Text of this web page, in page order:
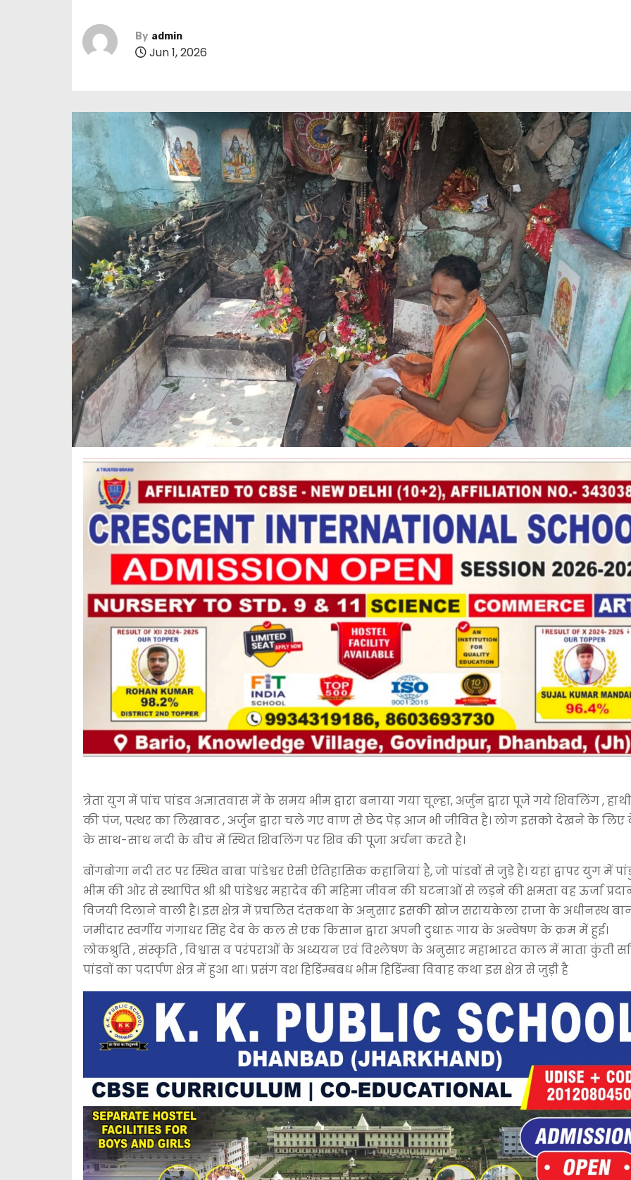
By admin
Jun 1, 2026
त्रेता युग में पांच पांडव अज्ञातवास में के समय भीम द्वारा बनाया गया चूल्हा, अर्जुन द्वारा पूजे गये शिवलिंग ,
की पंज, पत्थर का लिखावट , अर्जुन द्वारा चले गए वाण से छेद पेड़ आज भी जीवित है। लोग इसको देखने के
के साथ-साथ नदी के बीच में स्थित शिवलिंग पर शिव की पूजा अर्चना करते हैं।
बोंगबोगा नदी तट पर स्थित बाबा पांडेश्वर ऐसी ऐतिहासिक कहानियां है, जो पांडवों से जुड़े हैं। यहां द्वापर युग में
भीम की ओर से स्थापित श्री श्री पांडेश्वर महादेव की महिमा जीवन की घटनाओं से लड़ने की क्षमता वह ऊर्जा
विजयी दिलाने वाली है। इस क्षेत्र में प्रचलित दंतकथा के अनुसार इसकी खोज सरायकेला राजा के अधीनस्थ
जमींदार स्वर्गीय गंगाधर सिंह देव के कल से एक किसान द्वारा अपनी दुधारू गाय के अन्वेषण के क्रम में हुई।
लोकश्रुति , संस्कृति , विश्वास व परंपराओं के अध्ययन एवं विश्लेषण के अनुसार महाभारत काल में माता कुंती
पांडवों का पदार्पण क्षेत्र में हुआ था। प्रसंग वश हिडिंम्बबध भीम हिडिंम्बा विवाह कथा इस क्षेत्र से जुड़ी है‌